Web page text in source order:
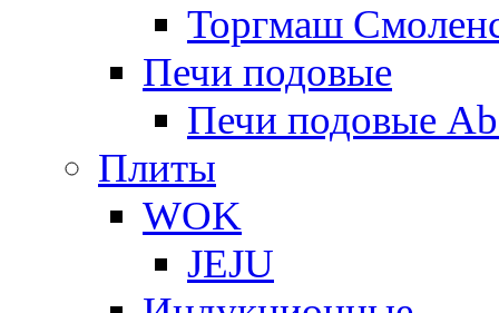
Торгмаш
Печи подовые
Печи подовые
Плиты
WOK
JEJU